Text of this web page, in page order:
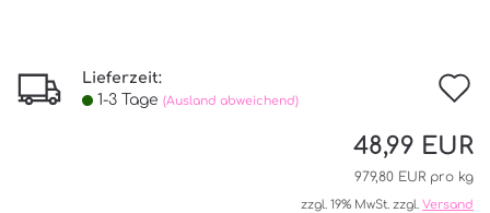
Lieferzeit:
1-3 Tage (Ausland abweichend)
48,99 EUR
979,80 EUR pro kg
zzgl. 19% MwSt. zzgl. Versand